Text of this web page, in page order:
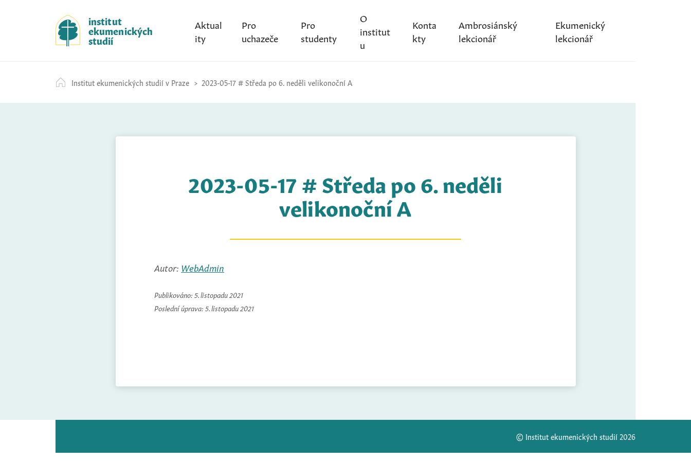
k
i
p
t
c
o
institut
ekumenických
studií
Aktual
ity
Pro
uchazeče
Pro
studenty
O
institut
u
Konta
kty
Ambrosiánský
lekcionář
Ekumenický
lekcionář
Institut ekumenických studií v Praze 2023-05-17 # Středa po 6. neděli velikonoční A
2023-05-17 # Středa po 6. neděli
velikonoční A
Autor: WebAdmin
Publikováno: 5. listopadu 2021
Poslední úprava: 5. listopadu 2021
© Institut ekumenických studií 2026